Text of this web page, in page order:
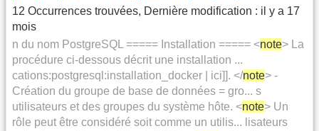
12 Occurrences trouvées, Dernière modification : il y a 17
mois
n du nom PostgreSQL ===== Installation ===== <note> La
procédure ci-dessous décrit une installation ...
cations:postgresql:installation_docker | ici]]. </note> -
Création du groupe de base de données = gro... s
utilisateurs et des groupes du système hôte. <note> Un
rôle peut être considéré soit comme un utilis... lisateurs